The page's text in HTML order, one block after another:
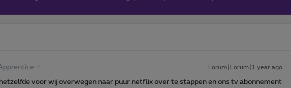
Forum|Forum|1 year ago
voor wij overwegen naar puur netflix over te stappen en ons tv abonnement